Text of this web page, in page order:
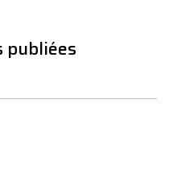
publiées